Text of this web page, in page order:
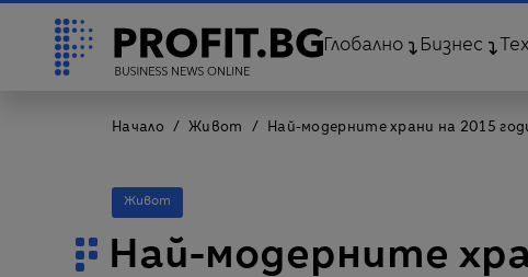
Глобално Бизнес
Начало Живот Най-модерните храни на 2015
Живот
Най-модерните